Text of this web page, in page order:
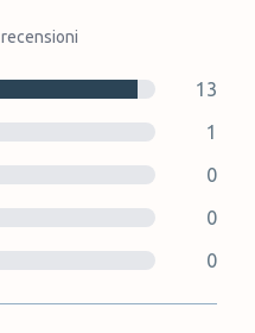
recensioni
13
1
0
0
0